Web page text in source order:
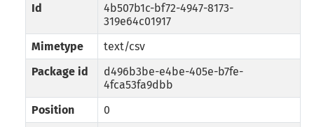
Id
4b507b1c-bf72-4947-8173-
319e64c01917
Mimetype
text/csv
Package id
d496b3be-e4be-405e-b7fe-
4fca53fa9dbb
Position
0